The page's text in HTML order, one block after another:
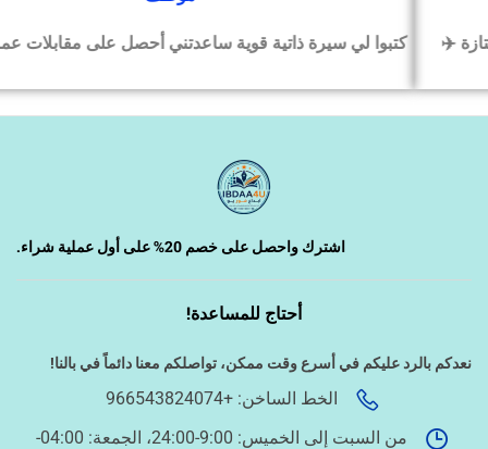
كتبوا لي سيرة ذاتية قوية ساعدتني أحصل على مقابلات عمل
اشترك واحصل على خصم 20% على أول عملية شراء.
أحتاج للمساعدة!
نعدكم بالرد عليكم في أسرع وقت ممكن، تواصلكم معنا دائماً في بالنا!
الخط الساخن: +966543824074
من السبت إلى الخميس: 9:00-24:00، الجمعة: 04:00-
دراسة الجدوى وخطط المشاريع
الخدمات الإلكترونية الحكومية